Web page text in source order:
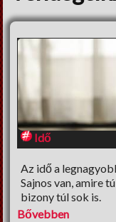
Idő
Az idő a
Sajnos van, amire
bizony túl sok is.
Bővebben